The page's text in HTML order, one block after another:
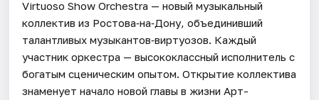
Virtuoso Show Orchestra — новый музыкальный
коллектив из Ростова‑на‑Дону, объединивший
талантливых музыкантов‑виртуозов. Каждый
участник оркестра — высококлассный исполнитель с
богатым сценическим опытом. Открытие коллектива
знаменует начало новой главы в жизни Арт-